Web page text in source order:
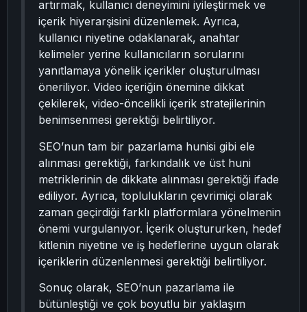
artırmak, kullanıcı deneyimini iyileştirmek ve
içerik hiyerarşisini düzenlemek. Ayrıca,
kullanıcı niyetine odaklanarak, anahtar
kelimeler yerine kullanıcıların sorularını
yanıtlamaya yönelik içerikler oluşturulması
öneriliyor. Video içeriğin önemine dikkat
çekilerek, video-öncelikli içerik stratejilerinin
benimsenmesi gerektiği belirtiliyor.
SEO’nun tam bir pazarlama hunisi gibi ele
alınması gerektiği, farkındalık ve üst huni
metriklerinin de dikkate alınması gerektiği ifade
ediliyor. Ayrıca, toplulukların çevrimiçi olarak
zaman geçirdiği farklı platformlara yönelmenin
önemi vurgulanıyor. İçerik oluştururken, hedef
kitlenin niyetine ve iş hedeflerine uygun olarak
içeriklerin düzenlenmesi gerektiği belirtiliyor.
Sonuç olarak, SEO’nun pazarlama ile
bütünleştiği ve çok boyutlu bir yaklaşım